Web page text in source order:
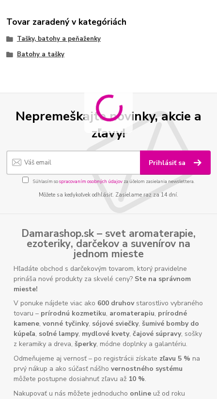
Tovar zaradený v kategóriách
Tašky, batohy a peňaženky
Batohy a tašky
Nepremeškajte novinky, akcie a
zľavy!
Prihlásiť sa
Súhlasím sospracovaním osobných údajov za účelom zasielania newslettera.
Môžete sa kedykoľvek odhlásiť. Zasielame raz za 14 dní.
Damarashop.sk – svet aromaterapie,
ezoteriky, darčekov a suvenírov na
jednom mieste
Hľadáte obchod s darčekovým tovarom, ktorý pravidelne
prináša nové produkty za skvelé ceny? Ste na správnom
mieste!
V ponuke nájdete viac ako 600 druhovstarostlivo vybraného
tovaru – prírodnú kozmetiku, aromaterapiu, prírodné
kamene,vonné tyčinky, sójové sviečky,šumivé bomby do
kúpeľa, soľné lampy, mydlové kvety,čajové súpravy, sošky
z keramiky a dreva,šperky, módne doplnky a galantériu.
Odmeňujeme aj vernosť – po registrácii získate zľavu 5 % na
prvý nákup a ako súčasť nášhovernostného systému
môžete postupne dosiahnuť zľavu až 10 %.
Nakupovať u nás môžete jednoducho online už od roku